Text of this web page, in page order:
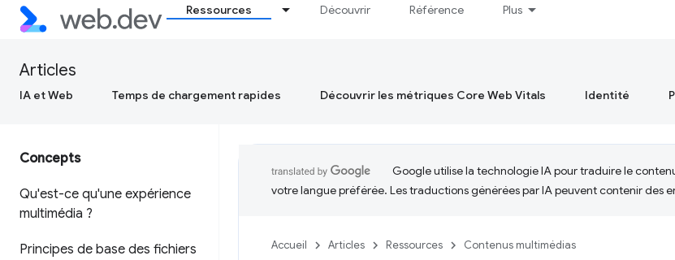
Ressources Découvrir Référence Plus
Articles
IA et Web Temps de chargement rapides Découvrir les métriques Core Web Vitals Identité
Concepts
Qu'est-ce qu'une expérience
multimédia ?
Principes de base des fichiers
Google utilise la technologie IA pour traduire le
votre langue préférée. Les traductions générées par IA peuvent contenir des
Accueil Articles Ressources Contenus multimédias